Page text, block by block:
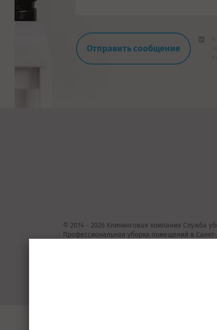
© 2014 - 2026 Клининговая компания Служба
Профессиональная уборка помещений в